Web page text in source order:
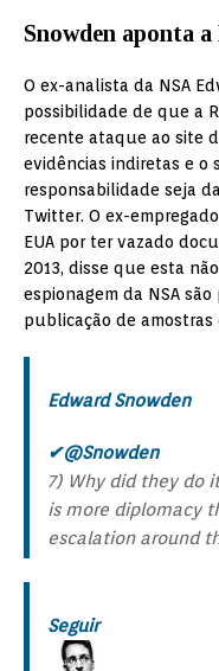
Snowden aponta a
O ex-analista da NSA
possibilidade de que a
recente ataque ao site
evidências indiretas e o
responsabilidade seja
Twitter. O ex-
EUA por ter vazado
2013, disse que esta
espionagem da NSA
publicação de
Edward Snowden
✔@Snowden
7) Why did they do
is more diplomacy
escalation around
Seguir